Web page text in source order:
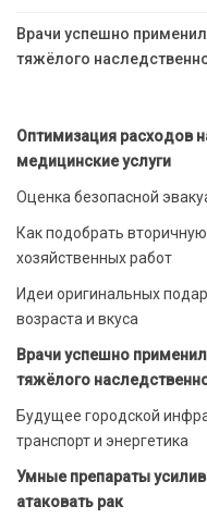
Врачи успешно
тяжёлого
Оптимизация расходов
медицинские услуги
Оценка безопасной
Как подобрать
хозяйственных работ
Идеи оригинальных
возраста и вкуса
Врачи успешно
тяжёлого
Будущее городской
транспорт и энергетика
Умные препараты
атаковать рак